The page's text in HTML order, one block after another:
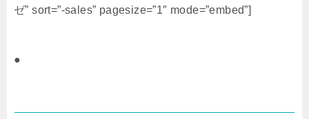
ゼ” sort=”-sales” pagesize=”1″ mode=”embed”]
●